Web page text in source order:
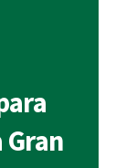
Gran